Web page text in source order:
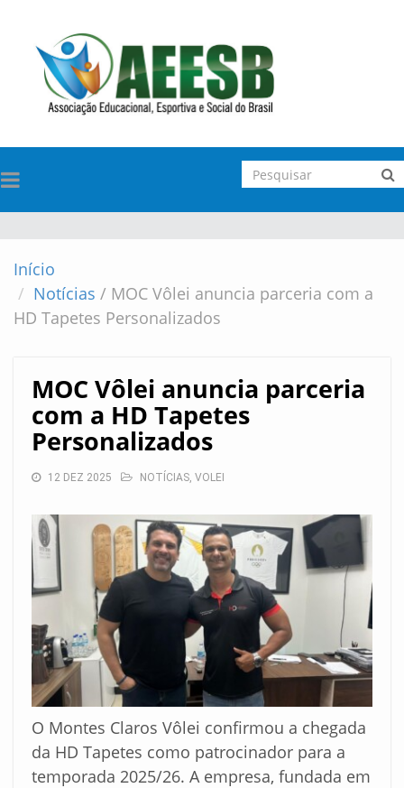
TOGGLE
NAVIGATION
Início
Notícias / MOC Vôlei anuncia parceria com a
HD Tapetes Personalizados
MOC Vôlei anuncia parceria
com a HD Tapetes
Personalizados
12 DEZ 2025 NOTÍCIAS, VOLEI
O Montes Claros Vôlei confirmou a chegada
da HD Tapetes como patrocinador para a
temporada 2025/26. A empresa, fundada em